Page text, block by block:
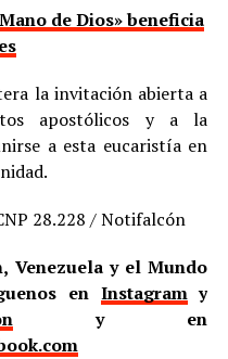
de Dios» beneficia
la invitación abierta a
apostólicos y a la
a esta eucaristía en
28.228 / Notifalcón
Venezuela y el Mundo
en Instagramy
y en